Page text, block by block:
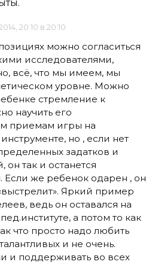
20:10 в 20:10
можно согласиться
исследователями,
всё, что мы имеем, мы
уровне. Можно
стремление к
научить его
приемам игры на
но , если нет
задатков и
он так и останется
Если же ребенок одарен , он
Яркий пример
ведь он оставался на
а потом то как
что просто надо любить
и не очень.
и поддерживать во всех